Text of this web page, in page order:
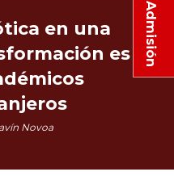
Admisión
en una
es
Novoa